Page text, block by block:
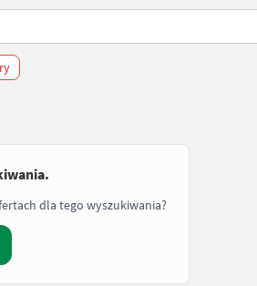
dla tego wyszukiwania?